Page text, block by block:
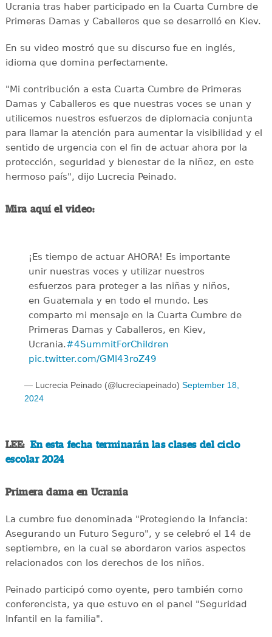
Ucrania tras haber participado en la Cuarta Cumbre de
Primeras Damas y Caballeros que se desarrolló en Kiev.
En su video mostró que su discurso fue en inglés,
idioma que domina perfectamente.
"Mi contribución a esta Cuarta Cumbre de Primeras
Damas y Caballeros es que nuestras voces se unan y
utilicemos nuestros esfuerzos de diplomacia conjunta
para llamar la atención para aumentar la visibilidad y el
sentido de urgencia con el fin de actuar ahora por la
protección, seguridad y bienestar de la niñez, en este
hermoso país", dijo Lucrecia Peinado.
Mira aquí el video:
¡Es tiempo de actuar AHORA! Es importante
unir nuestras voces y utilizar nuestros
esfuerzos para proteger a las niñas y niños,
en Guatemala y en todo el mundo. Les
comparto mi mensaje en la Cuarta Cumbre de
Primeras Damas y Caballeros, en Kiev,
Ucrania.#4SummitForChildren
pic.twitter.com/GMl43roZ49
— Lucrecia Peinado (@lucreciapeinado) September 18,
2024
LEE:En esta fecha terminarán las clases del ciclo
escolar 2024
Primera dama en Ucrania
La cumbre fue denominada "Protegiendo la Infancia:
Asegurando un Futuro Seguro", y se celebró el 14 de
septiembre, en la cual se abordaron varios aspectos
relacionados con los derechos de los niños.
Peinado participó como oyente, pero también como
conferencista, ya que estuvo en el panel "Seguridad
Infantil en la familia".